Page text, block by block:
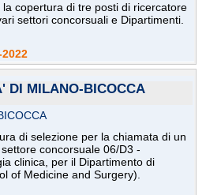
copertura di tre posti di ricercatore
settori concorsuali e Dipartimenti.
DI MILANO-BICOCCA
di selezione per la chiamata di un
concorsuale 06/D3 -
clinica, per il Dipartimento di
of Medicine and Surgery).